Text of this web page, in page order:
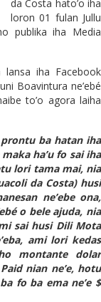
da Costa hato’o iha
loron 01 fulan Jullu
publika iha Media
lansa iha Facebook
Boavintura ne’ebé
to’o agora laiha
prontu ba hatan iha
ha’u fo sai iha
lori tama mai, nia
da Costa) husi
ne’ebe ona,
o bele ajuda, nia
sai husi Dili Mota
ami lori kedas
montante dolar
nian ne’e, hotu
fo ba ema ne’e $